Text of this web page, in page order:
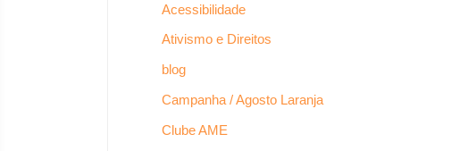
Acessibilidade
Ativismo e Direitos
blog
Campanha / Agosto Laranja
Clube AME